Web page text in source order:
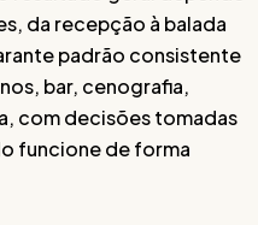
da recepção à balada
padrão consistente
bar, cenografia,
com decisões tomadas
funcione de forma